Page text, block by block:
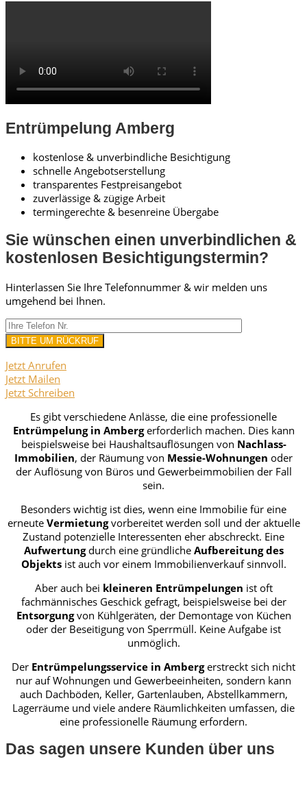
Entrümpelung Amberg
kostenlose & unverbindliche Besichtigung
schnelle Angebotserstellung
transparentes Festpreisangebot
zuverlässige & zügige Arbeit
termingerechte & besenreine Übergabe
Sie wünschen einen unverbindlichen &
kostenlosen Besichtigungstermin?
Hinterlassen Sie Ihre Telefonnummer & wir melden uns
umgehend bei Ihnen.
Jetzt Anrufen
Jetzt Mailen
Jetzt Schreiben
Es gibt verschiedene Anlässe, die eine professionelle
Entrümpelung in Ambergerforderlich machen. Dies kann
beispielsweise bei Haushaltsauflösungen von Nachlass-
Immobilien, der Räumung von Messie-Wohnungen oder
der Auflösung von Büros und Gewerbeimmobilien der Fall
sein.
Besonders wichtig ist dies, wenn eine Immobilie für eine
erneute Vermietungvorbereitet werden soll und der aktuelle
Zustand potenzielle Interessenten eher abschreckt. Eine
Aufwertungdurch eine gründliche Aufbereitung des
Objektsist auch vor einem Immobilienverkauf sinnvoll.
Aber auch bei kleineren Entrümpelungen ist oft
fachmännisches Geschick gefragt, beispielsweise bei der
Entsorgungvon Kühlgeräten, der Demontage von Küchen
oder der Beseitigung von Sperrmüll. Keine Aufgabe ist
unmöglich.
Der Entrümpelungsservice in Ambergerstreckt sich nicht
nur auf Wohnungen und Gewerbeeinheiten, sondern kann
auch Dachböden, Keller, Gartenlauben, Abstellkammern,
Lagerräume und viele andere Räumlichkeiten umfassen, die
eine professionelle Räumung erfordern.
Das sagen unsere Kunden über uns